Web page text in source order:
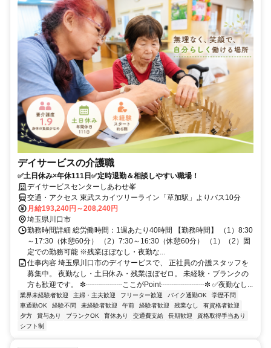
デイサービスの介護職
✅土日休み×年休111日✅定時退勤＆相談しやすい職場！
デイサービスセンターしあわせ峯
交通・アクセス 東武スカイツリーライン「草加駅」よりバス10分
月給193,240円～208,240円
埼玉県川口市
勤務時間詳細 総労働時間：1週あたり40時間 【勤務時間】 （1）8:30
～17:30（休憩60分） （2）7:30～16:30（休憩60分） （1）（2）固
定での勤務可能 ※残業ほぼなし・夜勤な...
仕事内容 埼玉県川口市のデイサービスで、 正社員の介護スタッフを
募集中。 夜勤なし・土日休み・残業ほぼゼロ。 未経験・ブランクの
方も歓迎です。 ✼┈┈┈┈┈ここがPoint┈┈┈┈┈┈✼ ✅夜勤なし...
業界未経験者歓迎 主婦・主夫歓迎 フリーター歓迎 バイク通勤OK
学歴不問
車通勤OK
経験不問 未経験者歓迎 午前 経験者歓迎 残業なし
有資格者歓迎
夕方
賞与あり ブランクOK 育休あり 交通費支給 長期歓迎
資格取得手当あり
シフト制